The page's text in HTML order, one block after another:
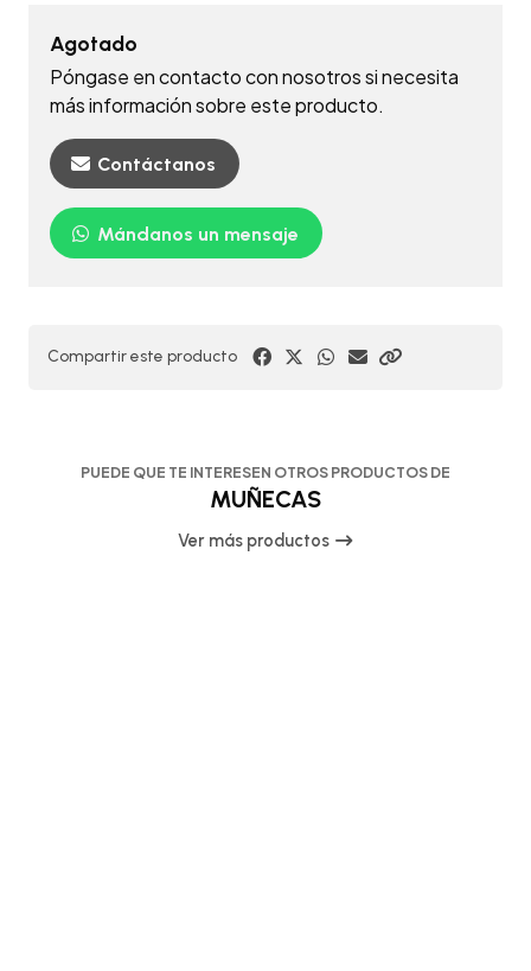
Agotado
Póngase en contacto con nosotros si necesita
más información sobre este producto.
Contáctanos
Mándanos un mensaje
Compartir este producto
PUEDE QUE TE INTERESEN OTROS PRODUCTOS DE
MUÑECAS
Ver más productos